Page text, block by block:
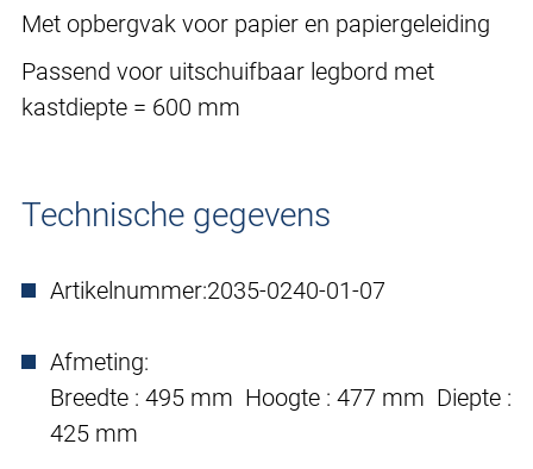
Met opbergvak voor papier en papiergeleiding
Passend voor uitschuifbaar legbord met
kastdiepte = 600 mm
Technische gegevens
Artikelnummer:2035-0240-01-07
Afmeting:
Breedte : 495 mm Hoogte : 477 mm Diepte :
425 mm